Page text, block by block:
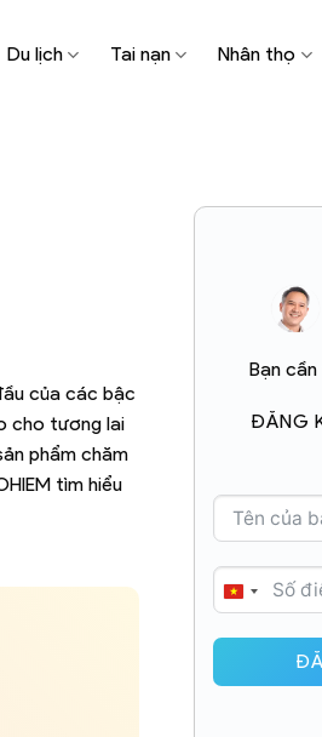
Du lịch Tai nạn Nhân thọ
của các bậc
cho tương lai
phẩm chăm
tìm hiểu
Bạn
ĐĂNG
VIETNAM